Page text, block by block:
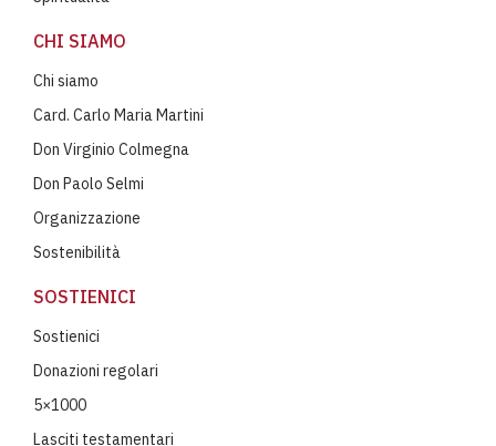
CHI SIAMO
Chi siamo
Card. Carlo Maria Martini
Don Virginio Colmegna
Don Paolo Selmi
Organizzazione
Sostenibilità
SOSTIENICI
Sostienici
Donazioni regolari
5×1000
Lasciti testamentari